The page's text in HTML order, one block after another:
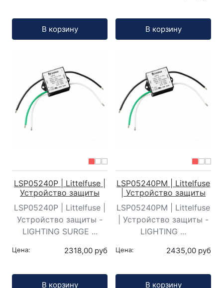
В корзину В корзину
LSP05240P | Littelfuse |
Устройство защиты
LSP05240P | Littelfuse |
Устройство защиты -
LIGHTING SURGE ...
Цена: 2318,00 руб
В корзину
LSP05240PM | Littelfuse
| Устройство защиты
LSP05240PM | Littelfuse
| Устройство защиты -
LIGHTING ...
Цена: 2435,00 руб
В корзину